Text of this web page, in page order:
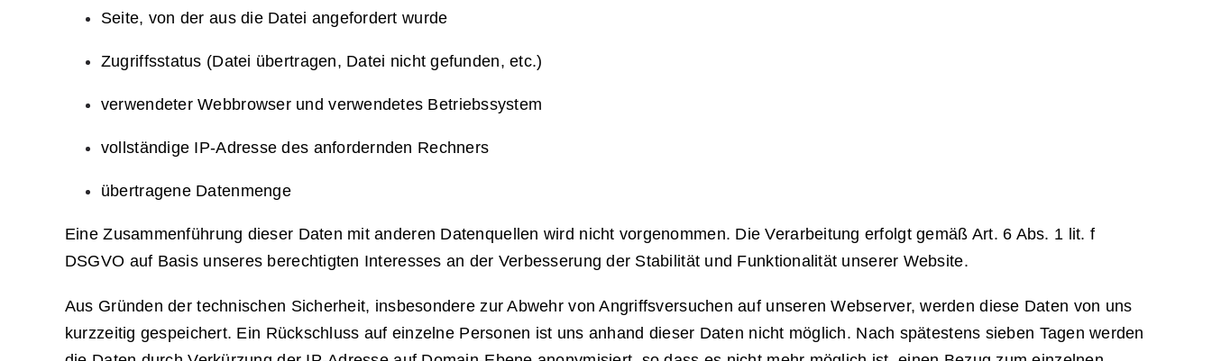
Seite, von der aus die Datei angefordert wurde
Zugriffsstatus (Datei übertragen, Datei nicht gefunden, etc.)
verwendeter Webbrowser und verwendetes Betriebssystem
vollständige IP-Adresse des anfordernden Rechners
übertragene Datenmenge
Eine Zusammenführung dieser Daten mit anderen Datenquellen wird nicht vorgenommen. Die Verarbeitung erfolgt gemäß Art. 6 Abs. 1 lit. f
DSGVO auf Basis unseres berechtigten Interesses an der Verbesserung der Stabilität und Funktionalität unserer Website.
Aus Gründen der technischen Sicherheit, insbesondere zur Abwehr von Angriffsversuchen auf unseren Webserver, werden diese Daten von uns
kurzzeitig gespeichert. Ein Rückschluss auf einzelne Personen ist uns anhand dieser Daten nicht möglich. Nach spätestens sieben Tagen werden